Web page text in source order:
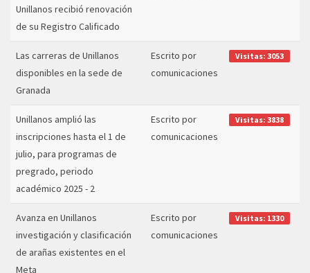
Unillanos recibió renovación
de su Registro Calificado
Las carreras de Unillanos
disponibles en la sede de
Granada
Escrito por
comunicaciones
Visitas: 3053
Unillanos amplió las
inscripciones hasta el 1 de
julio, para programas de
pregrado, periodo
académico 2025 - 2
Escrito por
comunicaciones
Visitas: 3838
Avanza en Unillanos
investigación y clasificación
de arañas existentes en el
Meta
Escrito por
comunicaciones
Visitas: 1330